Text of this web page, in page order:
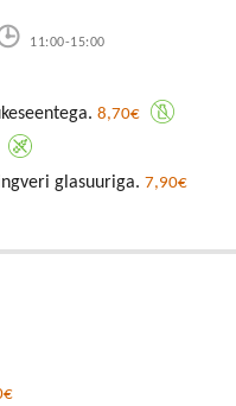
11:00-15:00
8,70€
glasuuriga. 7,90€